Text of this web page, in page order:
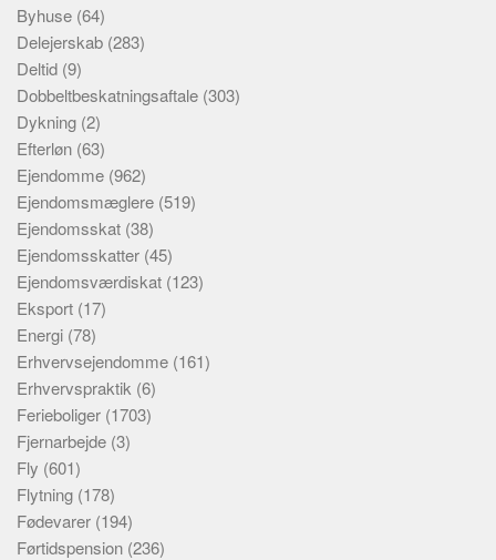
Byhuse (64)
Delejerskab (283)
Deltid (9)
Dobbeltbeskatningsaftale (303)
Dykning (2)
Efterløn (63)
Ejendomme (962)
Ejendomsmæglere (519)
Ejendomsskat (38)
Ejendomsskatter (45)
Ejendomsværdiskat (123)
Eksport (17)
Energi (78)
Erhvervsejendomme (161)
Erhvervspraktik (6)
Ferieboliger (1703)
Fjernarbejde (3)
Fly (601)
Flytning (178)
Fødevarer (194)
Førtidspension (236)